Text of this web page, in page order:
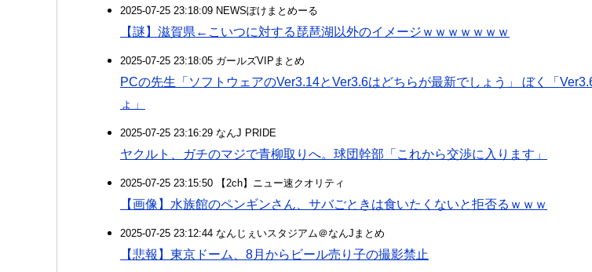
2025-07-25 23:18:09 NEWSぽけまとめーる
【謎】滋賀県←こいつに対する琵琶湖以外のイメージｗｗｗｗｗｗｗ
2025-07-25 23:18:05 ガールズVIPまとめ
PCの先生「ソフトウェアのVer3.14とVer3.6はどちらが最新でしょう」 ぼく「
ょ」
2025-07-25 23:16:29 なんJ PRIDE
ヤクルト、ガチのマジで青柳取りへ。球団幹部「これから交渉に入ります」
2025-07-25 23:15:50 【2ch】ニュー速クオリティ
【画像】水族館のペンギンさん、サバごときは食いたくないと拒否るｗｗｗ
2025-07-25 23:12:44 なんじぇいスタジアム＠なんJまとめ
【悲報】東京ドーム、8月からビール売り子の撮影禁止